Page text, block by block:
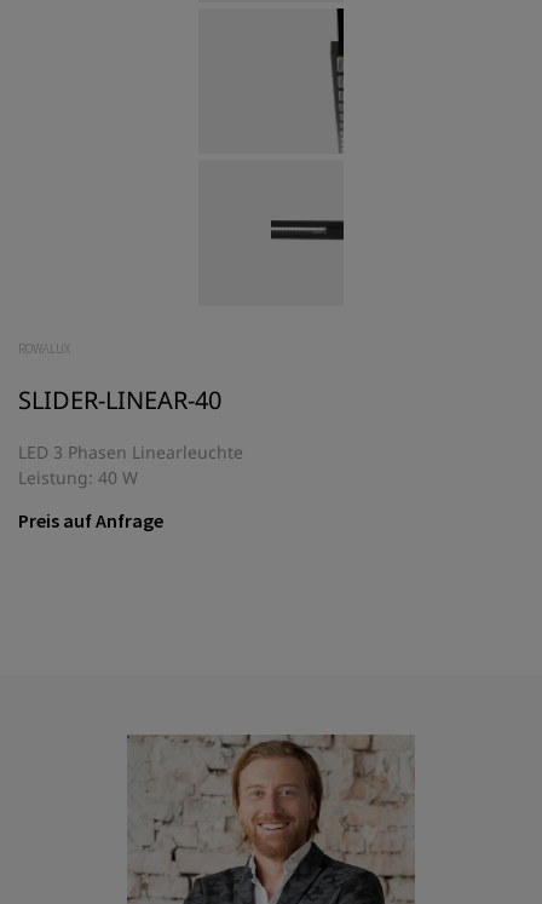
ROWALUX
SLIDER-LINEAR-40
LED 3 Phasen Linearleuchte
Leistung: 40 W
Preis auf Anfrage